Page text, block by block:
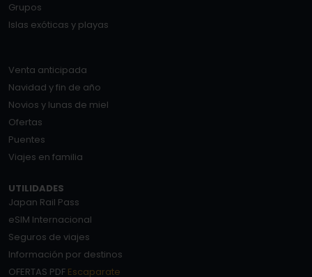
Grupos
Islas exóticas y playas
Venta anticipada
Navidad y fin de año
Novios y lunas de miel
Ofertas
Puentes
Viajes en familia
UTILIDADES
Japan Rail Pass
eSIM Internacional
Seguros de viajes
Información por destinos
OFERTAS PDF Escaparate